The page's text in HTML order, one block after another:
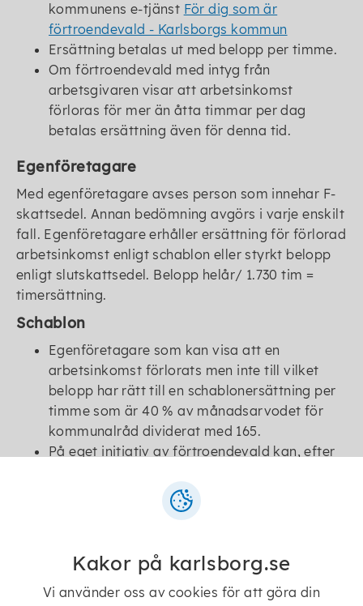
kommunens e-tjänst För dig som är
förtroendevald - Karlsborgs kommun
Ersättning betalas ut med belopp per timme.
Om förtroendevald med intyg från
arbetsgivaren visar att arbetsinkomst
förloras för mer än åtta timmar per dag
betalas ersättning även för denna tid.
Egenföretagare
Med egenföretagare avses person som innehar F-
skattsedel. Annan bedömning avgörs i varje enskilt
fall. Egenföretagare erhåller ersättning för förlorad
arbetsinkomst enligt schablon eller styrkt belopp
enligt slutskattsedel. Belopp helår/ 1.730 tim =
timersättning.
Schablon
Egenföretagare som kan visa att en
arbetsinkomst förlorats men inte till vilket
belopp har rätt till en schablonersättning per
timme som är 40 % av månadsarvodet för
kommunalråd dividerat med 165.
På eget initiativ av förtroendevald kan, efter
förlorad arbetsinkomst istället baseras på
styrkt månadsinkomst enligt senast
Kostnadsersättningar
Resekostnader
Kakor på karlsborg.se
Vi använder oss av cookies för att göra din